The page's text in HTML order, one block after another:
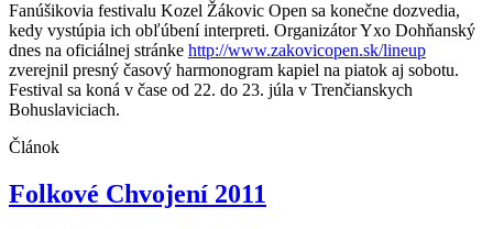
Fanúšikovia festivalu Kozel Žákovic Open sa konečne dozvedia,
kedy vystúpia ich obľúbení interpreti. Organizátor Yxo Dohňanský
dnes na oficiálnej stránke http://www.zakovicopen.sk/lineup
zverejnil presný časový harmonogram kapiel na piatok aj sobotu.
Festival sa koná v čase od 22. do 23. júla v Trenčianskych
Bohuslaviciach.
Článok
Folkové Chvojení 2011